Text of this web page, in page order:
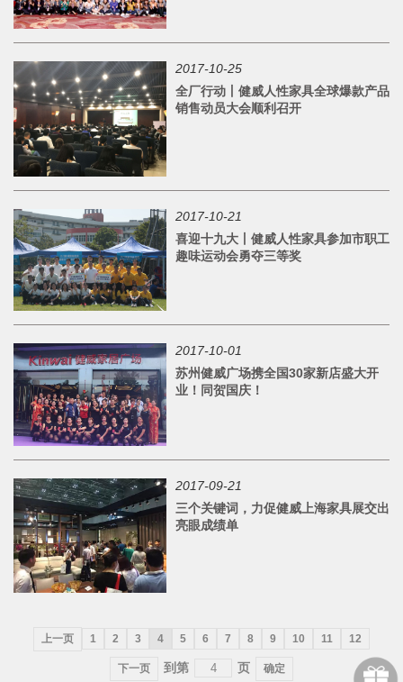
2017-10-25
全厂行动丨健威人性家具全球爆款产品
销售动员大会顺利召开
2017-10-21
喜迎十九大丨健威人性家具参加市职工
趣味运动会勇夺三等奖
2017-10-01
苏州健威广场携全国30家新店盛大开
业！同贺国庆！
2017-09-21
三个关键词，力促健威上海家具展交出
亮眼成绩单
上一页 1 2 3 4 5 6 7 8 9 10 11 12
下一页 到第 页 确定